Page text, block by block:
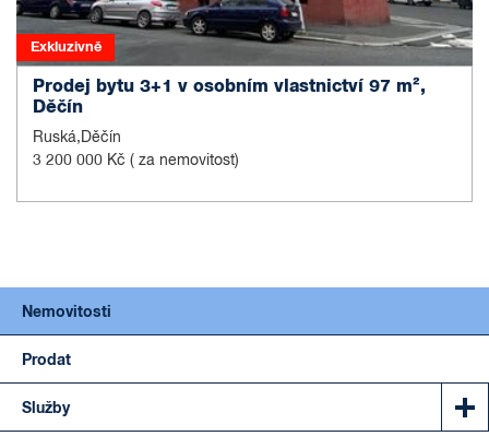
Exkluzivně
Prodej bytu 3+1 v osobním vlastnictví 97 m²,
Děčín
Ruská,Děčín
3 200 000 Kč ( za nemovitost)
Nemovitosti
Prodat
Služby